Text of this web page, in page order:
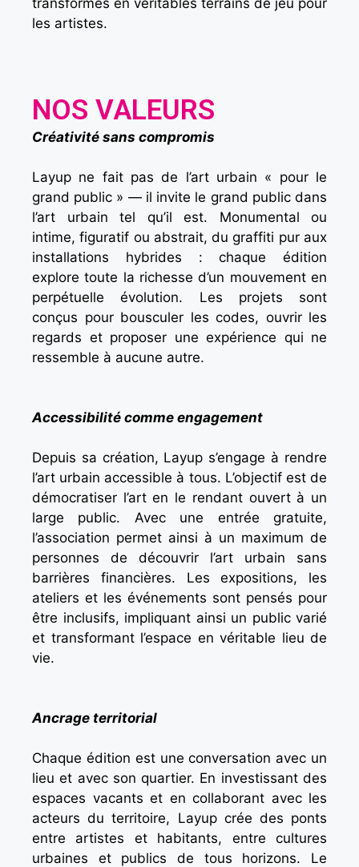
transformés en véritables terrains de jeu pour
les artistes.
NOS VALEURS
Créativité sans compromis
Layup ne fait pas de l’art urbain « pour le
grand public » — il invite le grand public dans
l’art urbain tel qu’il est. Monumental ou
intime, figuratif ou abstrait, du graffiti pur aux
installations hybrides : chaque édition
explore toute la richesse d’un mouvement en
perpétuelle évolution. Les projets sont
conçus pour bousculer les codes, ouvrir les
regards et proposer une expérience qui ne
ressemble à aucune autre.
Accessibilité comme engagement
Depuis sa création, Layup s’engage à rendre
l’art urbain accessible à tous. L’objectif est de
démocratiser l’art en le rendant ouvert à un
large public. Avec une entrée gratuite,
l’association permet ainsi à un maximum de
personnes de découvrir l’art urbain sans
barrières financières. Les expositions, les
ateliers et les événements sont pensés pour
être inclusifs, impliquant ainsi un public varié
et transformant l’espace en véritable lieu de
vie.
Ancrage territorial
Chaque édition est une conversation avec un
lieu et avec son quartier. En investissant des
espaces vacants et en collaborant avec les
acteurs du territoire, Layup crée des ponts
entre artistes et habitants, entre cultures
urbaines et publics de tous horizons. Le